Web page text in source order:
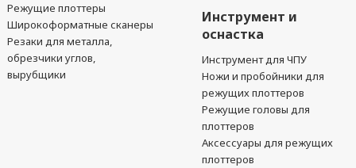
Режущие плоттеры
Широкоформатные сканеры
Резаки для металла,
обрезчики углов,
вырубщики
Инструмент и
оснастка
Инструмент для ЧПУ
Ножи и пробойники для
режущих плоттеров
Режущие головы для
плоттеров
Аксессуары для режущих
плоттеров